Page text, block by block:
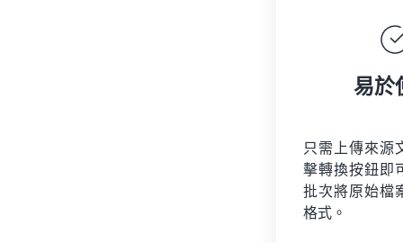
易於
只需上傳來源
擊轉換按鈕即
批次將原始檔
格式。